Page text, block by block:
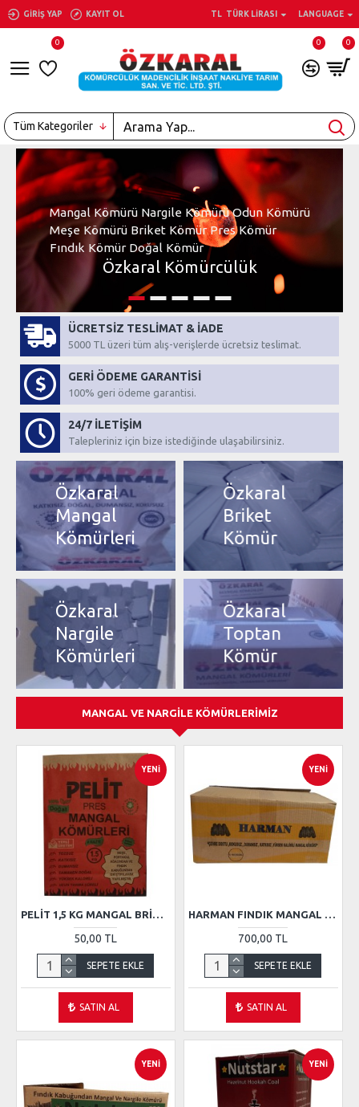
GIRIŞ YAP KAYIT OL TL TÜRK LIRASI LANGUAGE
0 0 0
Tüm Kategoriler
Mangal Kömürü Nargile Kömürü Odun Kömürü
Meşe Kömürü Briket Kömür Pres Kömür
Fındık Kömür Doğal Kömür
Özkaral Kömürcülük
ÜCRETSİZ TESLİMAT & İADE
5000 TL üzeri tüm alış-verişlerde ücretsiz teslimat.
GERİ ÖDEME GARANTİSİ
100% geri ödeme garantisi.
24/7 İLETİŞİM
Talepleriniz için bize istediğinde ulaşabilirsiniz.
Özkaral
Mangal
Kömürleri
Özkaral
Briket
Kömür
Özkaral
Nargile
Kömürleri
Özkaral
Toptan
Kömür
MANGAL VE NARGILE KÖMÜRLERIMIZ
YENI
50,00 TL
SEPETE EKLE
SATIN AL
YENI
700,00 TL
SEPETE EKLE
SATIN AL
YENI YENI